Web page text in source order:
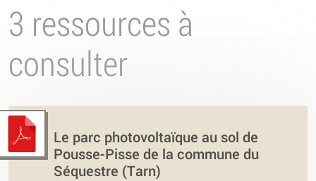
3 ressources à
consulter
Le parc photovoltaïque au sol de
Pousse-Pisse de la commune du
Séquestre (Tarn)